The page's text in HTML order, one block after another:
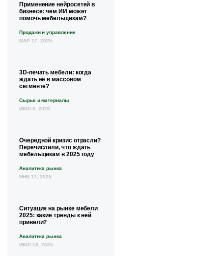
Применение нейросетей в
бизнесе: чем ИИ может
помочь мебельщикам?
Продажи и управление
МАР 17, 2025
3D-печать мебели: когда
ждать её в массовом
сегменте?
Сырье и материалы
ИЮЛ 8, 2026
Очередной кризис отрасли?
Перечислили, что ждать
мебельщикам в 2025 году
Аналитика рынка
ЯНВ 17, 2025
Ситуация на рынке мебели
2025: какие тренды к ней
привели?
Аналитика рынка
ИЮЛ 18, 2025